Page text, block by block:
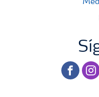
facebook